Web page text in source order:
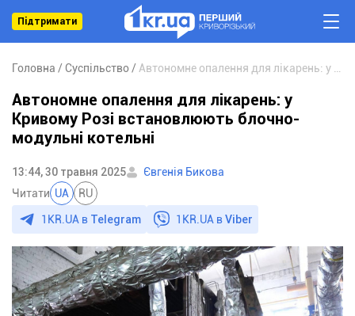
Підтримати
Головна Суспільство
Автономне опалення для лікарень: у
Кривому Розі встановлюють блочно-
модульні котельні
13:44, 30 травня 2025
Євгенія Бикова
Читати UA RU
1KR.UA в Telegram 1KR.UA вViber